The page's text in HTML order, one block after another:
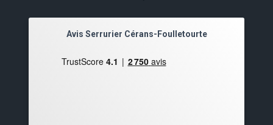
Avis Serrurier Cérans-Foulletourte